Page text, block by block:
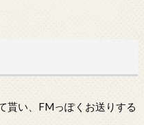
貰い、FMっぽくお送りする